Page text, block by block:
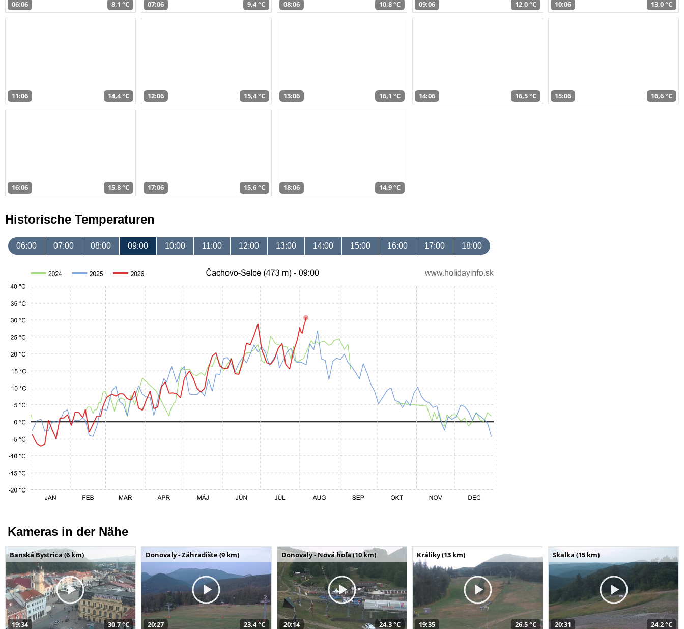
06:06 8,1 °C 07:06 9,4 °C 08:06 10,8 °C 09:06 12,0 °C 10:06 13,0 °C
11:06 14,4 °C 12:06 15,4 °C 13:06 16,1 °C 14:06 16,5 °C 15:06 16,6 °C
16:06 15,8 °C 17:06 15,6 °C 18:06 14,9 °C
Historische Temperaturen
06:00 07:00 08:00 09:00 10:00 11:00 12:00 13:00 14:00 15:00 16:00 17:00 18:00
Kameras in der Nähe
Banská Bystrica (6 km)
19:34 30,7 °C
Donovaly - Záhradište (9 km)
20:27 23,4 °C
Donovaly - Nová hoľa (10 km)
20:14 24,3 °C
Králiky (13 km)
19:35 26,5 °C
Skalka (15 km)
20:31 24,2 °C